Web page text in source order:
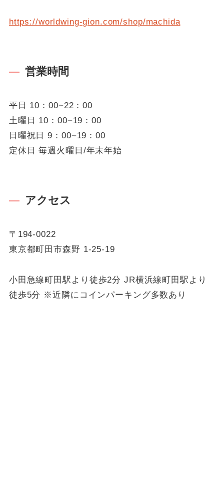
https://worldwing-gion.com/shop/machida
営業時間
平日 10：00~22：00
土曜日 10：00~19：00
日曜祝日 9：00~19：00
定休日 毎週火曜日/年末年始
アクセス
〒194-0022
東京都町田市森野 1-25-19
小田急線町田駅より徒歩2分 JR横浜線町田駅より
徒歩5分 ※近隣にコインパーキング多数あり